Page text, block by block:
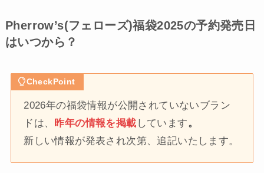
Pherrow’s(フェローズ)福袋2025の予約発売日
はいつから？
CheckPoint
2026年の福袋情報が公開されていないブラン
ドは、
昨年の情報を掲載 しています 。
新しい情報が発表され次第、追記いたします。